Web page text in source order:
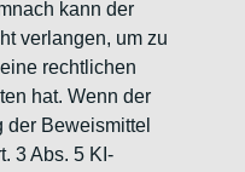
kann der
verlangen, um zu
rechtlichen
hat. Wenn der
der Beweismittel
3 Abs. 5 KI-